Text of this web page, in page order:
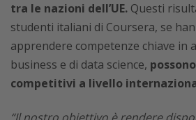
tra le nazioni dell’UE. Questi
studenti italiani di Coursera, se
apprendere competenze chiave in
business e di data science,
competitivi a livello